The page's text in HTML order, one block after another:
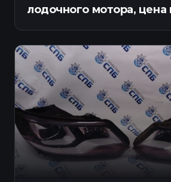
лодочного мотора, цена